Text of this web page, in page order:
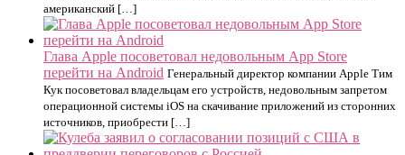
американский […]
Глава Apple посоветовал недовольным App Store
перейти на Android Генеральный директор компании Apple Тим
Кук посоветовал владельцам его устройств, недовольным запретом
операционной системы iOS на скачивание приложений из сторонних
источников, приобрести […]